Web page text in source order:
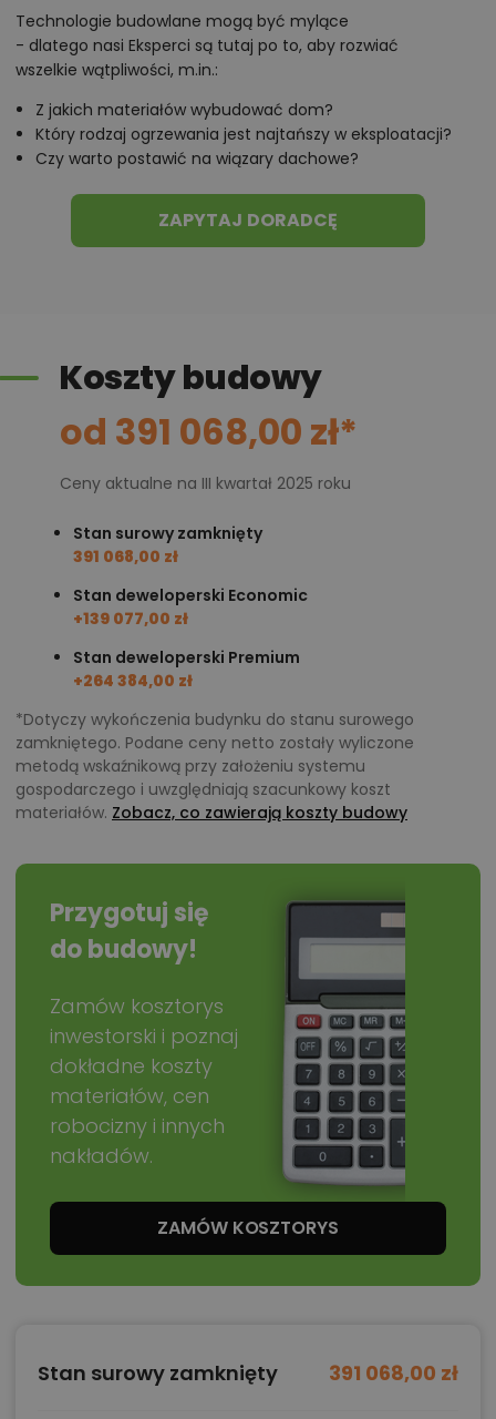
Technologie budowlane mogą być mylące
- dlatego nasi Eksperci są tutaj po to, aby rozwiać
wszelkie wątpliwości, m.in.:
Z jakich materiałów wybudować dom?
Który rodzaj ogrzewania jest najtańszy w eksploatacji?
Czy warto postawić na wiązary dachowe?
ZAPYTAJ DORADCĘ
Koszty budowy
od 391 068,00 zł*
Ceny aktualne na III kwartał 2025 roku
Stan surowy zamknięty
391 068,00 zł
Stan deweloperski Economic
+139 077,00 zł
Stan deweloperski Premium
+264 384,00 zł
*Dotyczy wykończenia budynku do stanu surowego
zamkniętego. Podane ceny netto zostały wyliczone
metodą wskaźnikową przy założeniu systemu
gospodarczego i uwzględniają szacunkowy koszt
materiałów. Zobacz, co zawierają koszty budowy
Przygotuj się
do budowy!
Zamów kosztorys
inwestorski i poznaj
dokładne koszty
materiałów, cen
robocizny i innych
nakładów.
ZAMÓW KOSZTORYS
Stan surowy zamknięty 391 068,00 zł